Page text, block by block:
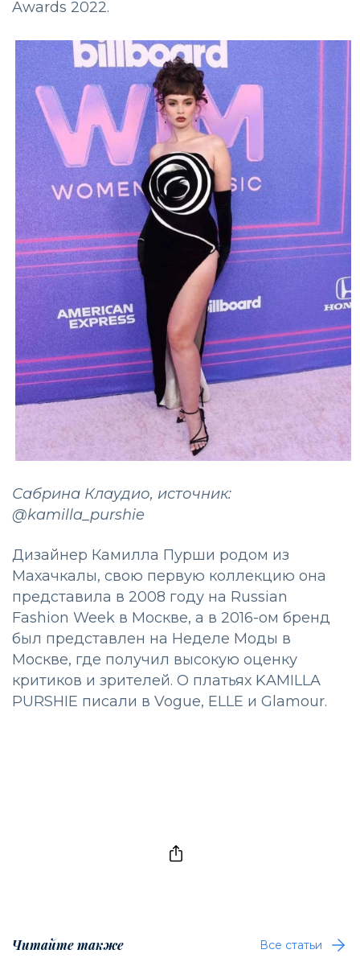
Awards 2022.
Сабрина Клаудио, источник:
@kamilla_purshie
Дизайнер Камилла Пурши родом из
Махачкалы, свою первую коллекцию она
представила в 2008 году на Russian
Fashion Week в Москве, а в 2016-ом бренд
был представлен на Неделе Моды в
Москве, где получил высокую оценку
критиков и зрителей. О платьях KAMILLA
PURSHIE писали в Vogue, ELLE и Glamour.
Читайте также Все статьи